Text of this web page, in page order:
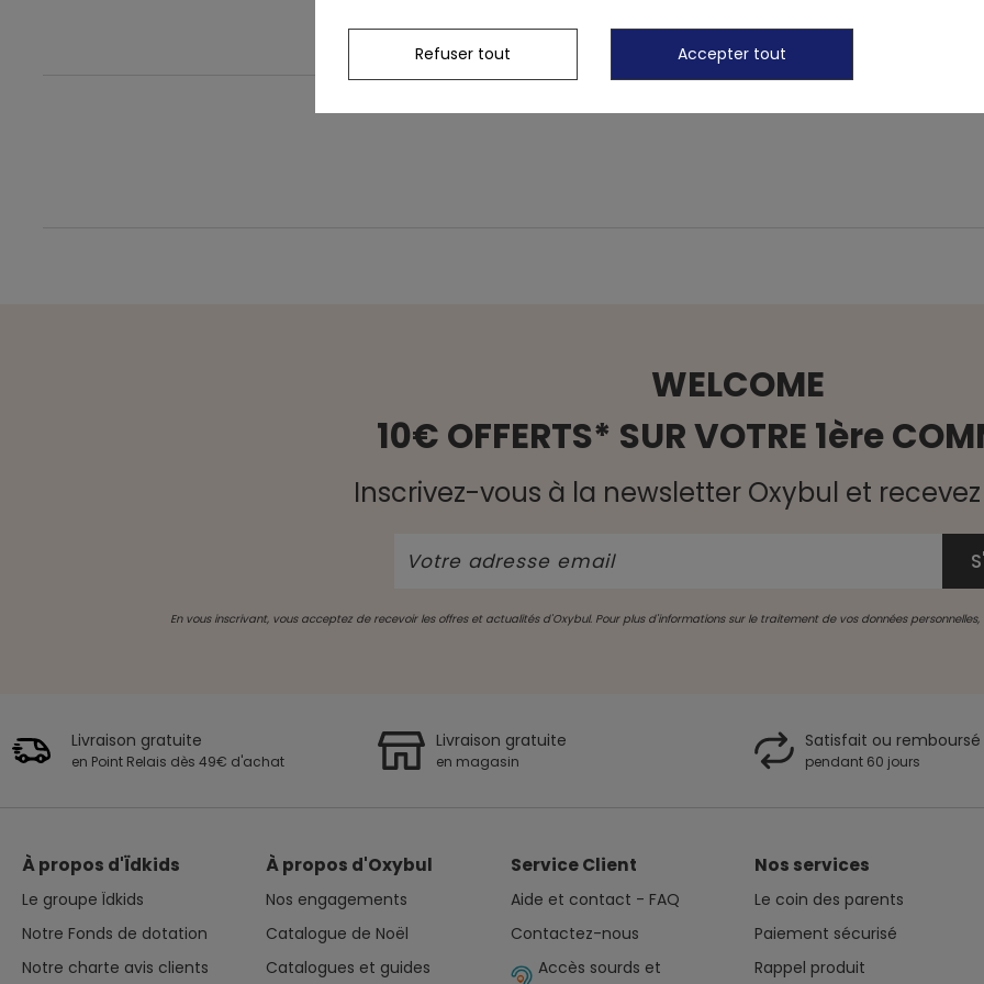
WELCOME
10€ OFFERTS* SUR VOTRE 1ère
Inscrivez-vous à la newsletter Oxybul et
En vous inscrivant, vous acceptez de recevoir les offres et actualités d'Oxybul. Pour plus d'informations sur le traitement de vos données
Livraison gratuite
en Point Relais dès 49€ d'achat
Livraison gratuite
en magasin
Satisfait ou remboursé
pendant 60 jours
À propos d'Ïdkids
Le groupe Ïdkids
Notre Fonds de dotation
Notre charte avis clients
À propos d'Oxybul
Nos engagements
Catalogue de Noël
Catalogues et guides
Service Client
Aide et contact - FAQ
Contactez-nous
Accès sourds et
Nos services
Le coin des parents
Paiement sécurisé
Rappel produit
Refuser tout Accepter tout